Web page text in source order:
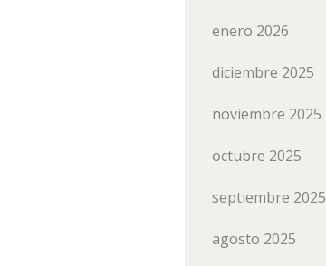
enero 2026
diciembre 2025
noviembre 2025
octubre 2025
septiembre 2025
agosto 2025